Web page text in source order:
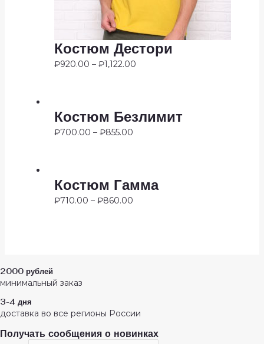
Костюм Дестори
₽920.00 – ₽1,122.00
Костюм Безлимит
₽700.00 – ₽855.00
Костюм Гамма
₽710.00 – ₽860.00
2000 рублей
минимальный заказ
3-4 дня
доставка во все регионы России
Получать сообщения о новинках